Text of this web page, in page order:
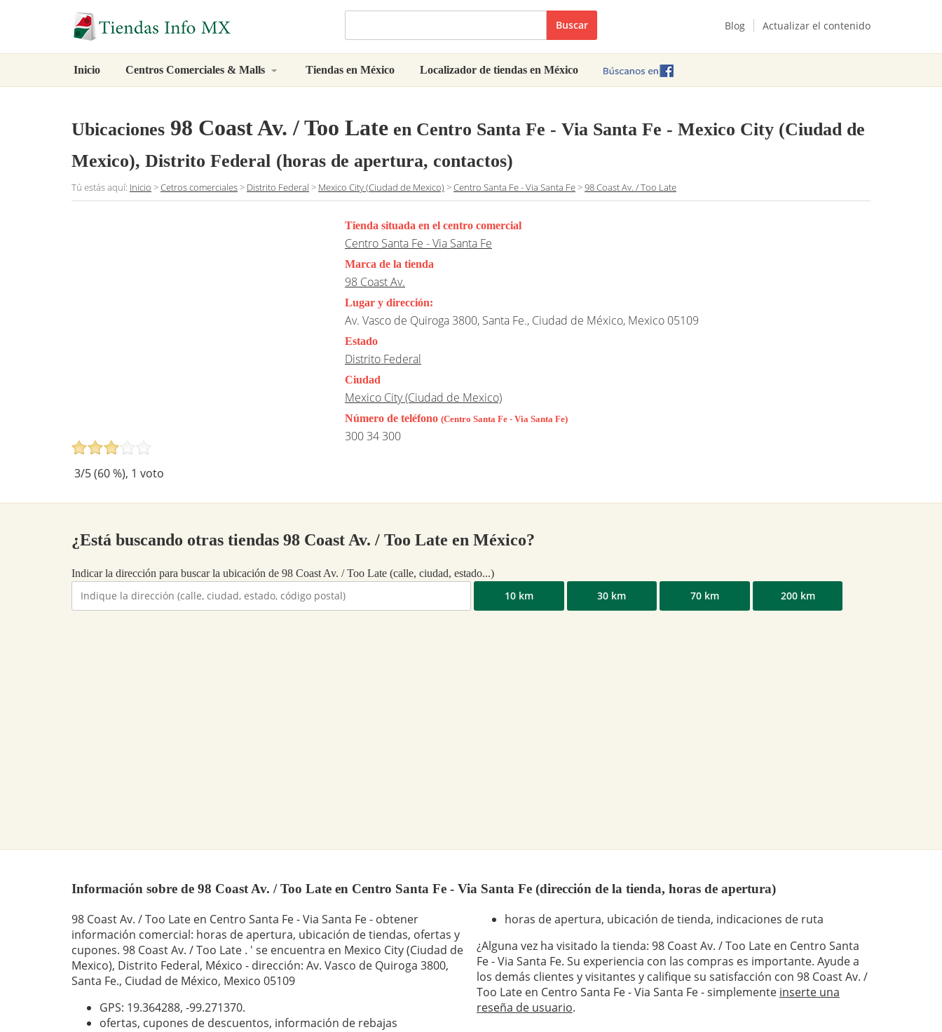
Buscar Blog Actualizar el contenido
Inicio Centros Comerciales & Malls Tiendas en México Localizador de tiendas en México
Ubicaciones 98 Coast Av. / Too Late en Centro Santa Fe - Via Santa Fe - Mexico City (Ciudad de
Mexico), Distrito Federal (horas de apertura, contactos)
Tú estás aquí: Inicio >Cetros comerciales> Distrito Federal > Mexico City (Ciudad de Mexico) >Centro Santa Fe - Via Santa Fe>98 Coast Av. / Too Late
3/5 (60%), 1 voto
Tienda situada en el centro comercial
Centro Santa Fe - Via Santa Fe
Marca de la tienda
98 Coast Av.
Lugar y dirección:
Av. Vasco de Quiroga 3800, Santa Fe., Ciudad de México, Mexico 05109
Estado
Distrito Federal
Ciudad
Mexico City (Ciudad de Mexico)
Número de teléfono (Centro Santa Fe - Via Santa Fe)
300 34 300
¿Está buscando otras tiendas 98 Coast Av. / Too Late en México?
Indicar la dirección para buscar la ubicación de 98 Coast Av. / Too Late (calle, ciudad, estado...)
10 km 30 km 70 km 200 km
Información sobre de 98 Coast Av. / Too Late en Centro Santa Fe - Via Santa Fe (dirección de la tienda, horas de apertura)
98 Coast Av. / Too Late en Centro Santa Fe - Via Santa Fe - obtener
información comercial: horas de apertura, ubicación de tiendas, ofertas y
cupones. 98 Coast Av. / Too Late . ' se encuentra en Mexico City (Ciudad de
Mexico), Distrito Federal, México - dirección: Av. Vasco de Quiroga 3800,
Santa Fe., Ciudad de México, Mexico 05109
GPS: 19.364288, -99.271370.
ofertas, cupones de descuentos, información de rebajas
horas de apertura, ubicación de tienda, indicaciones de ruta
¿Alguna vez ha visitado la tienda: 98 Coast Av. / Too Late en Centro Santa
Fe - Via Santa Fe. Su experiencia con las compras es importante. Ayude a
los demás clientes y visitantes y califique su satisfacción con 98 Coast Av. /
Too Late en Centro Santa Fe - Via Santa Fe - simplemente inserte una
reseña de usuario.